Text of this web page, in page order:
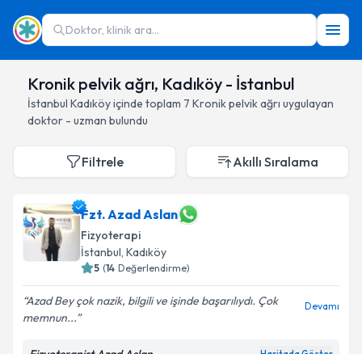
Doktor, klinik ara...
Kronik pelvik ağrı, Kadıköy - İstanbul
İstanbul Kadıköyiçinde toplam 7 Kronik pelvik ağrı uygulayan
doktor - uzman bulundu
Filtrele Akıllı Sıralama
Fzt. Azad Aslan
Fizyoterapi
İstanbul, Kadıköy
5 (14 Değerlendirme)
Azad Bey çok nazik, bilgili ve işinde başarılıydı. Çok
memnun...
Devamı